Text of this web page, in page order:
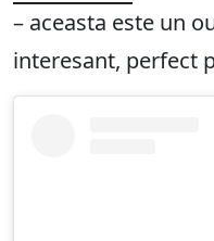
– aceasta este un
interesant, perfect